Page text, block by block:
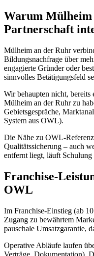
Warum
Partnerschaft
Mülheim an der Ruhr
Bildungsnachfrage über
engagierte Gründer oder
sinnvolles Betätigungsfeld
Wir behaupten nicht, bereits
Mülheim an der Ruhr zu
Gebietsgespräche,
System aus OWL).
Die Nähe zu OWL-
Qualitätssicherung – auch
entfernt liegt, läuft
Franchise-
OWL
Im Franchise-Einstieg (ab
Zugang zu bewährtem
pauschale Umsatzgarantie,
Operative Abläufe laufen
Verträge, Dokumentation).